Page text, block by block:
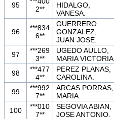
95
2**
HIDALGO,
VANESA.
96
***834
6**
GUERRERO
GONZALEZ,
JUAN JOSE.
97
***269
3**
UGEDO AULLO,
MARIA VICTORIA.
98
***477
4**
PEREZ PLANAS,
CAROLINA.
99
***992
7**
ARCAS PORRAS,
MARIA.
100
***010
7**
SEGOVIA ABIAN,
JOSE ANTONIO.